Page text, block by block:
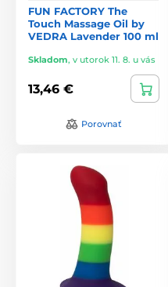
FUN FACTORY The
Touch Massage Oil by
VEDRA Lavender 100 ml
Skladom, v utorok 11. 8. u vás
13,46 €
Porovnať